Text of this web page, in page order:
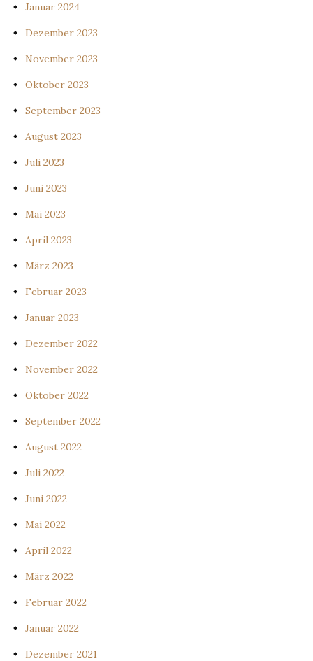
Januar 2024
Dezember 2023
November 2023
Oktober 2023
September 2023
August 2023
Juli 2023
Juni 2023
Mai 2023
April 2023
März 2023
Februar 2023
Januar 2023
Dezember 2022
November 2022
Oktober 2022
September 2022
August 2022
Juli 2022
Juni 2022
Mai 2022
April 2022
März 2022
Februar 2022
Januar 2022
Dezember 2021